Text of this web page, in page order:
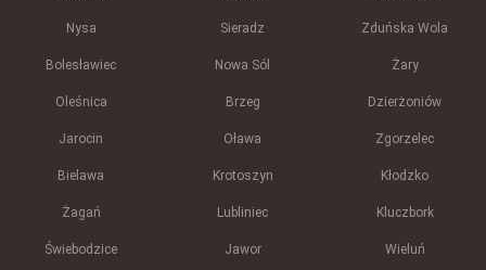
Nysa Sieradz Zduńska Wola
Bolesławiec Nowa Sól Żary
Oleśnica Brzeg Dzierżoniów
Jarocin Oława Zgorzelec
Bielawa Krotoszyn Kłodzko
Żagań Lubliniec Kluczbork
Świebodzice Jawor Wieluń